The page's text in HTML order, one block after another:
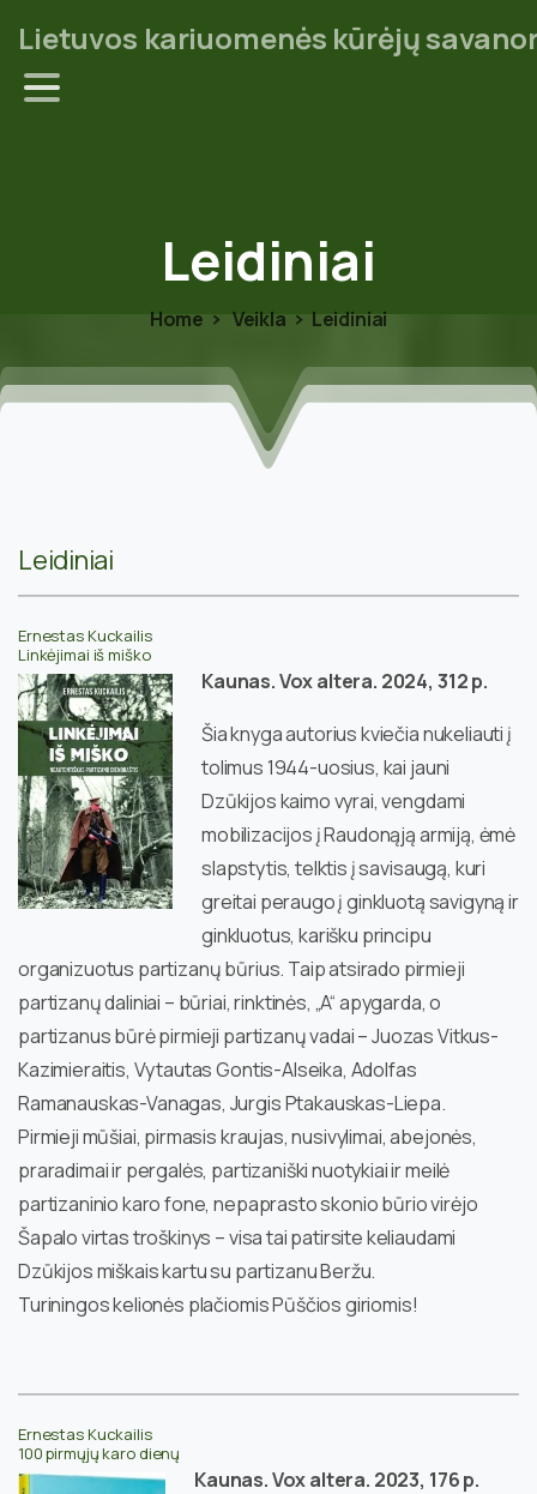
Lietuvos kariuomenės kūrėjų
Leidiniai
Home Veikla Leidiniai
Leidiniai
Ernestas Kuckailis
Linkėjimai iš miško
Kaunas. Vox altera. 2024, 312 p.
Šia knyga autorius kviečia nukeliauti į
tolimus 1944-uosius, kai jauni
Dzūkijos kaimo vyrai, vengdami
mobilizacijos į Raudonąją armiją, ėmė
slapstytis, telktis į savisaugą, kuri
greitai peraugo į ginkluotą savigyną ir
ginkluotus, karišku principu
organizuotus partizanų būrius. Taip atsirado pirmieji
partizanų daliniai – būriai, rinktinės, „A“ apygarda, o
partizanus būrė pirmieji partizanų vadai – Juozas Vitkus-
Kazimieraitis, Vytautas Gontis-Alseika, Adolfas
Ramanauskas-Vanagas, Jurgis Ptakauskas-Liepa.
Pirmieji mūšiai, pirmasis kraujas, nusivylimai, abejonės,
praradimai ir pergalės, partizaniški nuotykiai ir meilė
partizaninio karo fone, nepaprasto skonio būrio virėjo
Šapalo virtas troškinys – visa tai patirsite keliaudami
Dzūkijos miškais kartu su partizanu Beržu.
Turiningos kelionės plačiomis Pūščios giriomis!
Ernestas Kuckailis
100 pirmųjų karo dienų
Kaunas. Vox altera. 2023, 176 p.